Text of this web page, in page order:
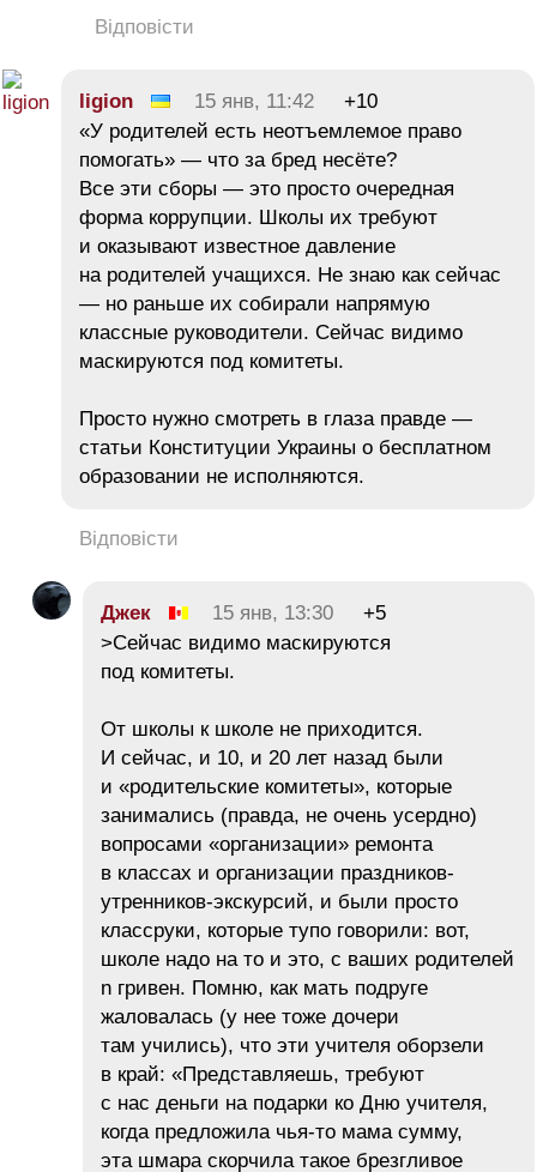
Відповісти
ligion 15 янв, 11:42
+10
«У родителей есть неотъемлемое право
помогать» — что за бред несёте?
Все эти сборы — это просто очередная
форма коррупции. Школы их требуют
и оказывают известное давление
на родителей учащихся. Не знаю как сейчас
— но раньше их собирали напрямую
классные руководители. Сейчас видимо
маскируются под комитеты.
Просто нужно смотреть в глаза правде —
статьи Конституции Украины о бесплатном
образовании не исполняются.
Відповісти
Джек 15 янв, 13:30
+5
>Сейчас видимо маскируются
под комитеты.
От школы к школе не приходится.
И сейчас, и 10, и 20 лет назад были
и «родительские комитеты», которые
занимались (правда, не очень усердно)
вопросами «организации» ремонта
в классах и организации праздников-
утренников-экскурсий, и были просто
классруки, которые тупо говорили: вот,
школе надо на то и это, с ваших родителей
n гривен. Помню, как мать подруге
жаловалась (у нее тоже дочери
там учились), что эти учителя оборзели
в край: «Представляешь, требуют
с нас деньги на подарки ко Дню учителя,
когда предложила чья-то мама сумму,
эта шмара скорчила такое брезгливое